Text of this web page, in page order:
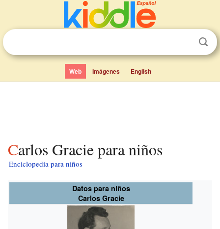
Web Imágenes English
Carlos Gracie para niños
Enciclopedia para niños
Datos para niños
Carlos Gracie